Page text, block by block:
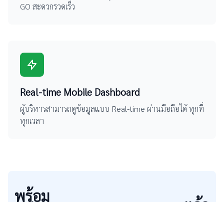
GO สะดวกรวดเร็ว
Real-time Mobile Dashboard
ผู้บริหารสามารถดูข้อมูลแบบ Real-time ผ่านมือถือได้ ทุกที่
ทุกเวลา
พร้อม